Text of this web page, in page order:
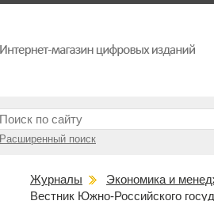
Расширенный поиск
Журналы
Экономика и
Вестник Южно-Российского